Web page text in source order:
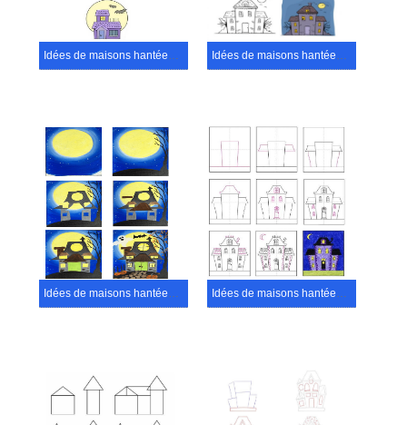
Idées de maisons hantées (21) Idées de maisons hantées (13)
Idées de maisons hantées (2) Idées de maisons hantées (4)